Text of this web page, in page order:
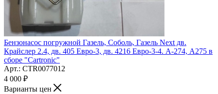
Бензонасос погружной Газель, Соболь, Газель Next дв.
Крайслер 2.4, дв. 405 Евро-3, дв. 4216 Евро-3-4. А-274, А275 в
сборе "Cartronic"
Арт.: CTR0077012
4 000 ₽
Варианты цен